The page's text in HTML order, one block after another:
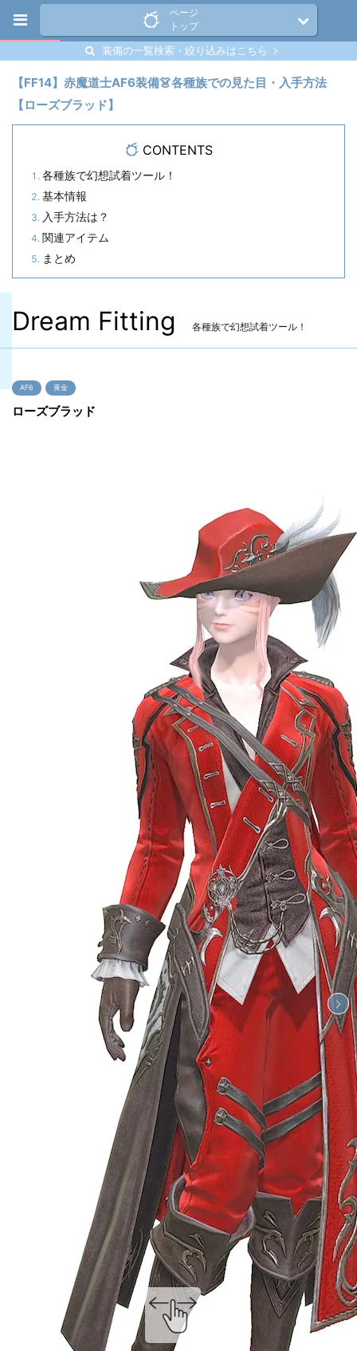
ページ
トップ
装備の一覧検索・絞り込みはこちら
【FF14】赤魔道士AF6装備👗各種族での見た目・入手方法
【ローズブラッド】
CONTENTS
各種族で幻想試着ツール！
基本情報
入手方法は？
関連アイテム
まとめ
Dream Fitting 各種族で幻想試着ツール！
AF6 黄金
ローズブラッド